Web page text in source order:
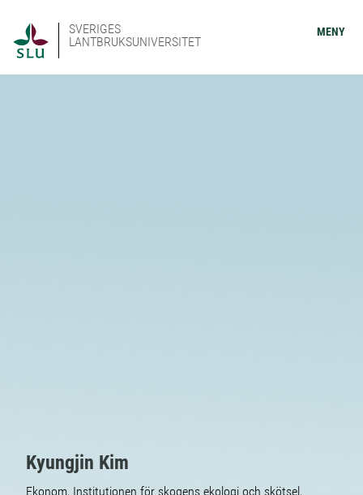
SVERIGES
LANTBRUKSUNIVERSITET
MENY
Kyungjin Kim
Ekonom, Institutionen för skogens ekologi och skötsel,